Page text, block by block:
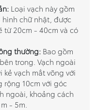
Loại vạch này gồm
chữ nhật, được
từ 20cm - 40cm và có
thường: Bao gồm
trong. Vạch ngoài
vạch mắt võng với
rộng 10cm với góc
ngoài, khoảng cách
- 5m.